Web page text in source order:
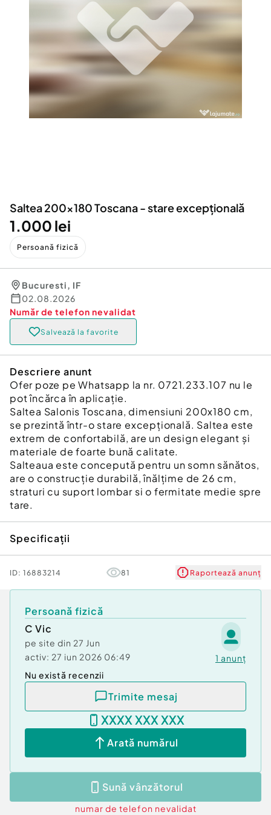
Animale de companie
Afaceri și echipamente profesionale
Inchiriere Bunuri si Vehicule
Utilaje agricole si industriale
Piese auto si accesorii
Dacia Duster
Saltea 200x180 Toscana - stare excepțională
1.000 lei
Persoană fizică
Bucuresti, IF
02.08.2026
Număr de telefon nevalidat
Salvează la favorite
Descriere anunt
Ofer poze pe Whatsapp la nr. 0721.233.107 nu le
pot încărca în aplicație.
Saltea Salonis Toscana, dimensiuni 200x180 cm,
se prezintă într-o stare excepțională. Saltea este
extrem de confortabilă, are un design elegant și
materiale de foarte bună calitate.
Salteaua este concepută pentru un somn sănătos,
are o construcție durabilă, înălțime de 26 cm,
straturi cu suport lombar si o fermitate medie spre
tare.
Specificații
ID: 16883214 81 Raportează anunț
Persoană fizică
C Vic
pe site din 27 Jun
activ: 27 iun 2026 06:49 1 anunț
Nu există recenzii
Trimite mesaj
XXXX XXX XXX
Arată numărul
Sună vânzătorul
numar de telefon nevalidat